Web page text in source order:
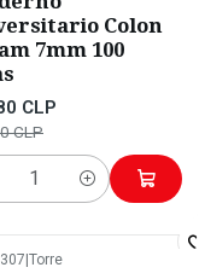
Colon
7mm 100
CLP
CLP
Torre